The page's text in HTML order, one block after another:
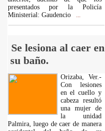
presentados por la Policía
Ministerial: Gaudencio
Se lesiona al caer en
su baño.
Orizaba, Ver.-
Con lesiones
en el cuello y
cabeza resultó
una mujer de
la unidad
Palmira, luego de caer de manera